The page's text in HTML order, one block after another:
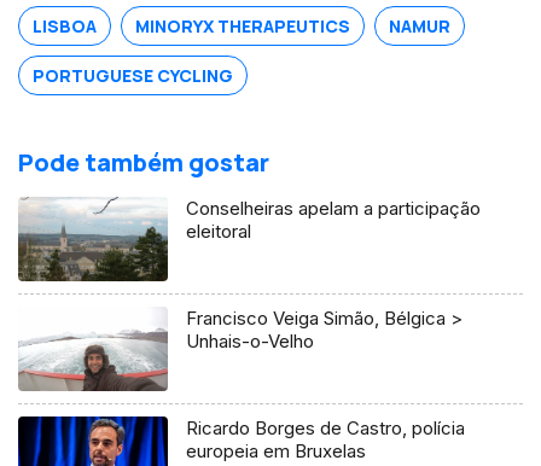
LISBOA MINORYX THERAPEUTICS NAMUR
PORTUGUESE CYCLING
Pode também gostar
Conselheiras apelam a participação
eleitoral
Francisco Veiga Simão, Bélgica >
Unhais-o-Velho
Ricardo Borges de Castro, polícia
europeia em Bruxelas